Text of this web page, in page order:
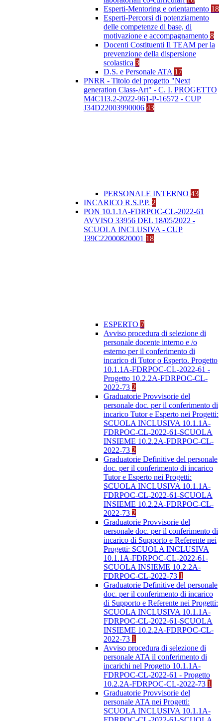
Esperti-Mentoring e orientamento 18
Esperti-Percorsi di potenziamento
delle competenze di base, di
motivazione e accompagnamento 8
Docenti Costituenti Il TEAM per la
prevenzione della dispersione
scolastica 3
D.S. e Personale ATA 17
PNRR - Titolo del progetto "Next
generation Class-Art" - C. I. PROGETTO
M4C1I3.2-2022-961-P-16572 - CUP
J34D22003990006 43
PERSONALE INTERNO 43
INCARICO R.S.P.P. 2
PON 10.1.1A-FDRPOC-CL-2022-61
AVVISO 33956 DEL 18/05/2022 -
SCUOLA INCLUSIVA - CUP
J39C22000820001 18
ESPERTO 7
Avviso procedura di selezione di
personale docente interno e /o
esterno per il conferimento di
incarico di Tutor o Esperto. Progetto
10.1.1A-FDRPOC-CL-2022-61 -
Progetto 10.2.2A-FDRPOC-CL-
2022-73 2
Graduatorie Provvisorie del
personale doc. per il conferimento di
incarico Tutor e Esperto nei Progetti:
SCUOLA INCLUSIVA 10.1.1A-
FDRPOC-CL-2022-61-SCUOLA
INSIEME 10.2.2A-FDRPOC-CL-
2022-73 2
Graduatorie Definitive del personale
doc. per il conferimento di incarico
Tutor e Esperto nei Progetti:
SCUOLA INCLUSIVA 10.1.1A-
FDRPOC-CL-2022-61-SCUOLA
INSIEME 10.2.2A-FDRPOC-CL-
2022-73 2
Graduatorie Provvisorie del
personale doc. per il conferimento di
incarico di Supporto e Referente nei
Progetti: SCUOLA INCLUSIVA
10.1.1A-FDRPOC-CL-2022-61-
SCUOLA INSIEME 10.2.2A-
FDRPOC-CL-2022-73 1
Graduatorie Definitive del personale
doc. per il conferimento di incarico
di Supporto e Referente nei Progetti:
SCUOLA INCLUSIVA 10.1.1A-
FDRPOC-CL-2022-61-SCUOLA
INSIEME 10.2.2A-FDRPOC-CL-
2022-73 1
Avviso procedura di selezione di
personale ATA il conferimento di
incarichi nel Progetto 10.1.1A-
FDRPOC-CL-2022-61 - Progetto
10.2.2A-FDRPOC-CL-2022-73 1
Graduatorie Provvisorie del
personale ATA nei Progetti:
SCUOLA INCLUSIVA 10.1.1A-